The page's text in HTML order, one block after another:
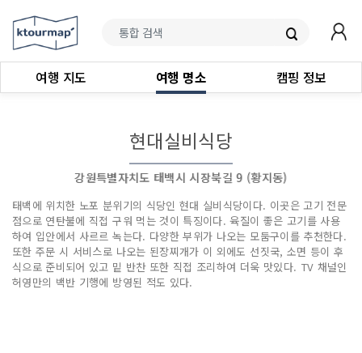
여행 지도 여행 명소 캠핑 정보
현대실비식당
강원특별자치도 태백시 시장북길 9 (황지동)
태백에 위치한 노포 분위기의 식당인 현대 실비식당이다. 이곳은 고기 전문
점으로 연탄불에 직접 구워 먹는 것이 특징이다. 육질이 좋은 고기를 사용
하여 입안에서 사르르 녹는다. 다양한 부위가 나오는 모둠구이를 추천한다.
또한 주문 시 서비스로 나오는 된장찌개가 이 외에도 선짓국, 소면 등이 후
식으로 준비되어 있고 밑 반찬 또한 직접 조리하여 더욱 맛있다. TV 채널인
허영만의 백반 기행에 방영된 적도 있다.